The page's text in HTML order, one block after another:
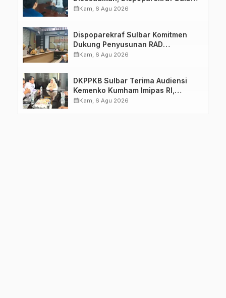
Pastikan Persiapan Tetap
calendar_monthKam, 6 Agu 2026
Dispoparekraf Sulbar Komitmen
Dukung Penyusunan RAD
TPB/SDGs Sulawesi Barat
calendar_monthKam, 6 Agu 2026
DKPPKB Sulbar Terima Audiensi
Kemenko Kumham Imipas RI,
Perkuat Pelayanan Kesehatan bagi
calendar_monthKam, 6 Agu 2026